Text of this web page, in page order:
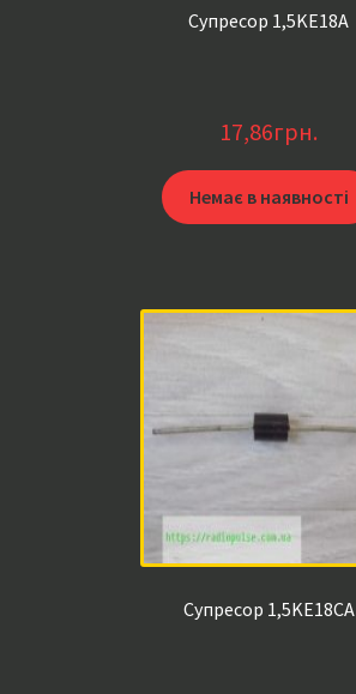
Супресор 1,5KE18A
17,86грн.
Немає в наявності
Супресор 1,5KE18CA